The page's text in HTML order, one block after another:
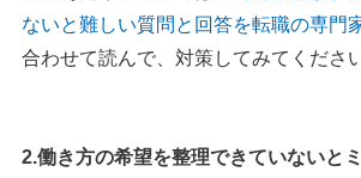
ないと難しい質問と回答を転職の専門
合わせて読んで、対策してみてください
2.働き方の希望を整理できていないと